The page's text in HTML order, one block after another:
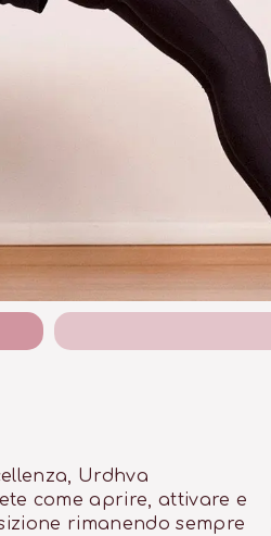
Urdhva
come aprire, attivare e
rimanendo sempre